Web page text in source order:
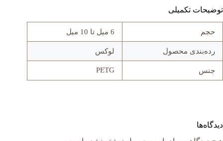
توضیحات تکمیلی
حجم 6 میل تا 10 میل
رده‌بندی محصول لوکس
جنس PETG
دیدگاه‌ها